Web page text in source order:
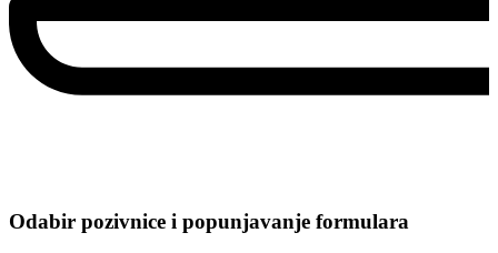
Odabir pozivnice i popunjavanje formulara